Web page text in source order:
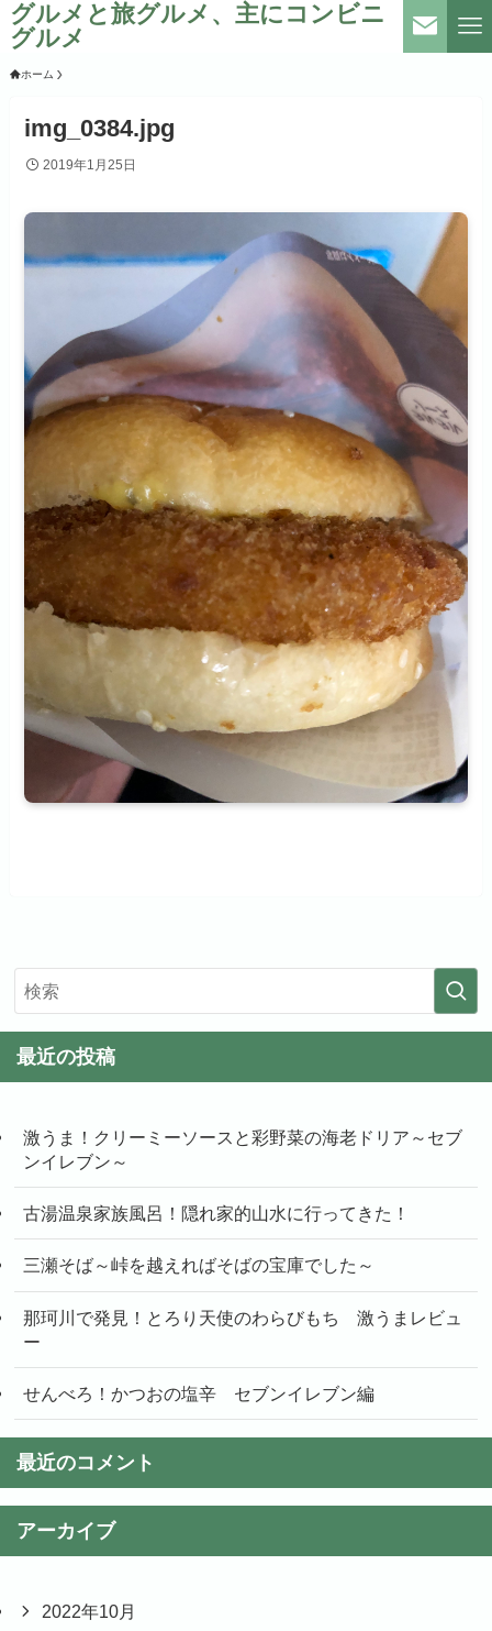
グルメと旅グルメ、主にコンビニ
グルメ
ホーム
img_0384.jpg
2019年1月25日
最近の投稿
激うま！クリーミーソースと彩野菜の海老ドリア～セブ
ンイレブン～
古湯温泉家族風呂！隠れ家的山水に行ってきた！
三瀬そば～峠を越えればそばの宝庫でした～
那珂川で発見！とろり天使のわらびもち 激うまレビュ
ー
せんべろ！かつおの塩辛 セブンイレブン編
最近のコメント
アーカイブ
2022年10月